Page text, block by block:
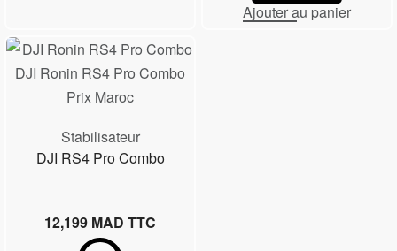
Ajouter au panier
Stabilisateur
DJI RS4 Pro Combo
12,199 MAD TTC